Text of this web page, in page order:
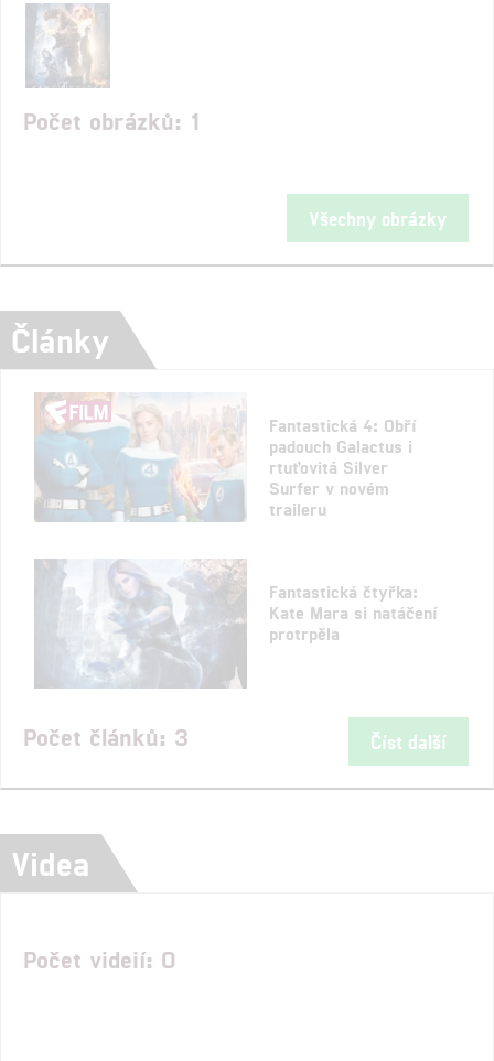
Počet obrázků: 1
Všechny obrázky
Články
Fantastická 4: Obří
padouch Galactus i
rtuťovitá Silver
Surfer v novém
traileru
Fantastická čtyřka:
Kate Mara si natáčení
protrpěla
Počet článků: 3 Číst další
Videa
Počet videií: 0